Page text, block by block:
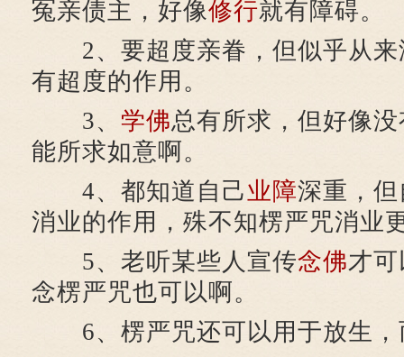
冤亲债主，好像修行就有障碍。
2、要超度亲眷，但似乎从来
有超度的作用。
3、 学佛总有所求，但好像
能所求如意啊。
4、都知道自己业障深重，
消业的作用，殊不知楞严咒消业
5、老听某些人宣传念佛才
念楞严咒也可以啊。
6、楞严咒还可以用于放生，